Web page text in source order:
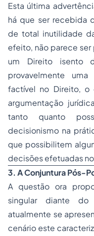
Esta última
há que ser recebida
de total inutilidade
efeito, não parece
um Direito isento
provavelmente
factível no Direito, o
argumentação
tanto quanto
decisionismo na
que possibilitem
decisões efetuadas
3. AConjuntura Pós-
A questão ora
singular diante do
atualmente se
cenário este